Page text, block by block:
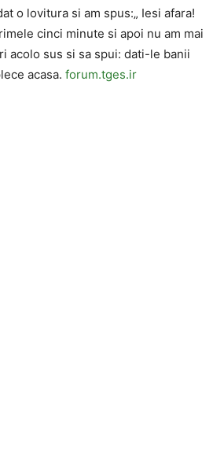
o lovitura si am spus:„ Iesi afara!
cinci minute si apoi nu am mai
acolo sus si sa spui: dati-le banii
acasa. forum.tges.ir